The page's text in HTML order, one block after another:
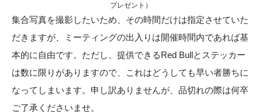
プレゼント）
集合写真を撮影したいため、その時間だけは指定させていた
だきますが、ミーティングの出入りは開催時間内であれば基
本的に自由です。ただし、提供できるRed Bullとステッカー
は数に限りがありますので、これはどうしても早い者勝ちに
なってしまいます。申し訳ありませんが、品切れの際は何卒
ご了承くださいませ。